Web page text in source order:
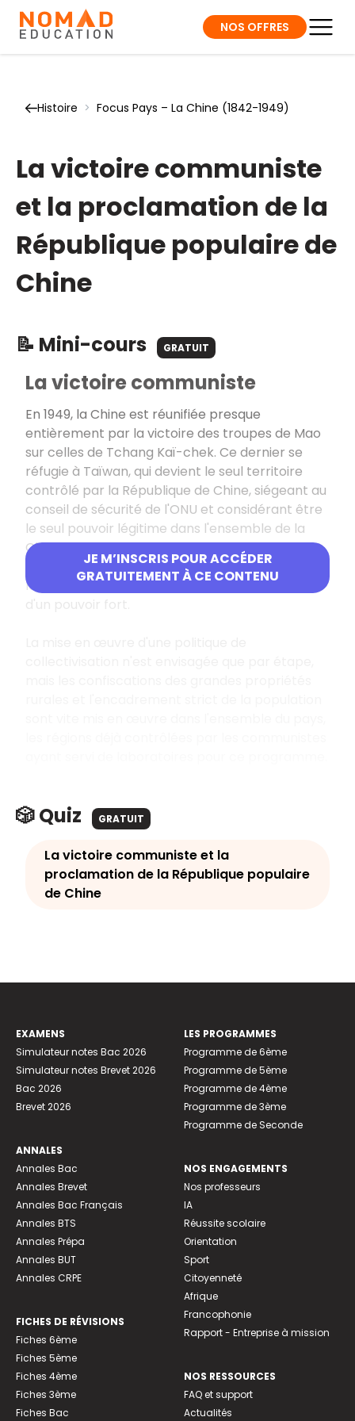
NOS OFFRES
Histoire > Focus Pays – La Chine (1842-1949)
La victoire communiste
et la proclamation de la
République populaire de
Chine
📝 Mini-cours GRATUIT
JE M’INSCRIS POUR ACCÉDER
GRATUITEMENT À CE CONTENU
La victoire communiste
En 1949, la Chine est réunifiée presque
entièrement par la victoire des troupes de Mao
sur celles de Tchang Kaï-chek. Ce dernier se
réfugie à Taïwan, qui devient le seul territoire
contrôlé par la République de Chine, siégeant au
conseil de sécurité de l'ONU et considérant être
le seul pouvoir légitime dans l'ensemble de la
Chine.
Face à cela, Mao renforce le centralisme, exalte
la nation chinoise et s'inscrit dans la tradition
d'un pouvoir fort.
🎲 Quiz GRATUIT
La victoire communiste et la
proclamation de la République populaire
de Chine
EXAMENS
Simulateur notes Bac 2026
Simulateur notes Brevet 2026
Bac 2026
Brevet 2026
ANNALES
Annales Bac
Annales Brevet
Annales Bac Français
Annales BTS
Annales Prépa
Annales BUT
Annales CRPE
FICHES DE RÉVISIONS
Fiches 6ème
Fiches 5ème
Fiches 4ème
Fiches 3ème
Fiches Bac
LES PROGRAMMES
Programme de 6ème
Programme de 5ème
Programme de 4ème
Programme de 3ème
Programme de Seconde
NOS ENGAGEMENTS
Nos professeurs
IA
Réussite scolaire
Orientation
Sport
Citoyenneté
Afrique
Francophonie
Rapport - Entreprise à mission
NOS RESSOURCES
FAQ et support
Actualités